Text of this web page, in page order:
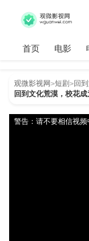
首页 电影
观微影视网>短剧>回
回到文化荒漠，校花
警告：请不要相信视